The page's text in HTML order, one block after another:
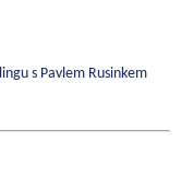
s Pavlem Rusinkem